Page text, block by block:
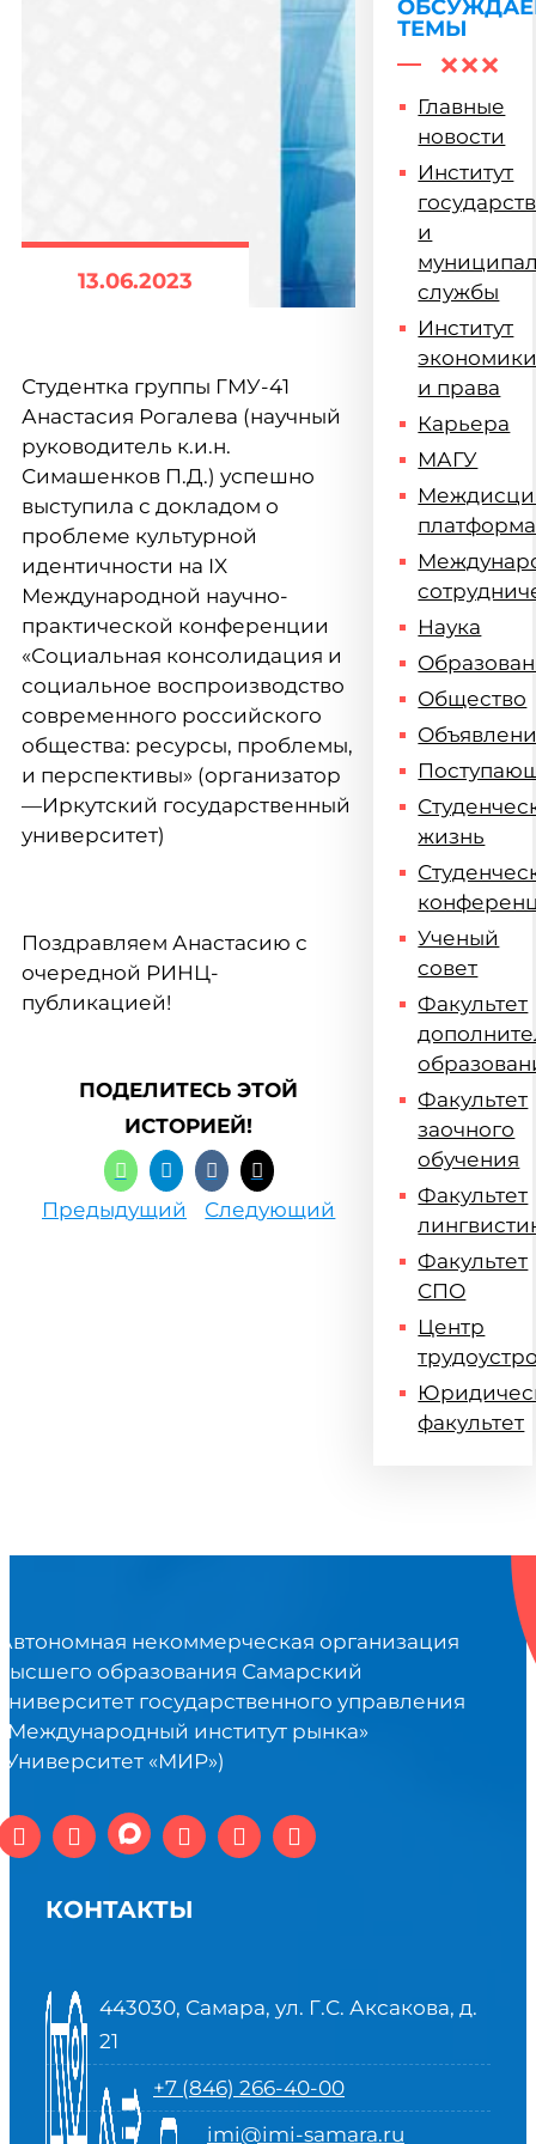
13.06.2023
Студентка группы ГМУ-41
Анастасия Рогалева (научный
руководитель к.и.н.
Симашенков П.Д.) успешно
выступила с докладом о
проблеме культурной
идентичности на IX
Международной научно-
практической конференции
«Социальная консолидация и
социальное воспроизводство
современного российского
общества: ресурсы, проблемы,
и перспективы» (организатор
—Иркутский государственный
университет)
Поздравляем Анастасию с
очередной РИНЦ-
публикацией!
ПОДЕЛИТЕСЬ ЭТОЙ
ИСТОРИЕЙ!
Предыдущий Следующий
ТЕМЫ
Главные
новости
Институт
и
службы
Институт
и права
Карьера
МАГУ
платформа
Наука
Общество
жизнь
Ученый
совет
Факультет
Факультет
заочного
обучения
Факультет
Факультет
СПО
Центр
факультет
некоммерческая организация
образования Самарский
государственного управления
институт рынка»
«МИР»)
КОНТАКТЫ
443030, Самара, ул. Г.С. Аксакова, д.
21
+7 (846) 266-40-00
imi@imi-samara.ru